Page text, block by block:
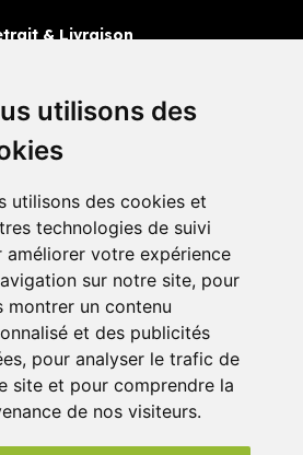
utilisons des
utilisons des cookies et
technologies de suivi
améliorer votre expérience
sur notre site, pour
montrer un contenu
et des publicités
pour analyser le trafic de
site et pour comprendre la
de nos visiteurs.
& Livraison
Livraisons
65 avis